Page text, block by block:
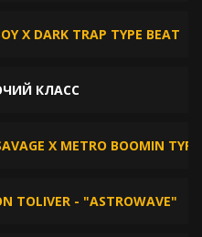
X DARK TRAP TYPE BEAT
КЛАСС
X METRO BOOMIN
TOLIVER - "ASTROWAVE"